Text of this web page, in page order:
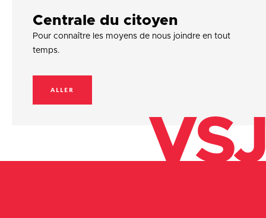
Centrale du citoyen
Pour connaître les moyens de nous joindre en tout
temps.
ALLER
VSJ